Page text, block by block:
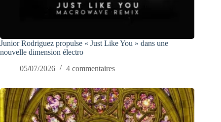
Junior Rodriguez propulse « Just Like You » dans une
nouvelle dimension électro
05/07/2026
4 commentaires